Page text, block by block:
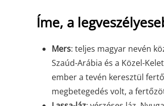
Íme, a
Mers: teljes magyar nevén
Szaúd-Arábia és a Közel-
ember a tevén keresztül
megbetegedés volt, a